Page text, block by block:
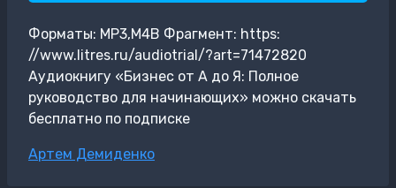
Форматы: MP3,M4B Фрагмент: https:
//www.litres.ru/audiotrial/?art=71472820
Аудиокнигу «Бизнес от А до Я: Полное
руководство для начинающих» можно скачать
бесплатно по подписке
Метки
Артем Демиденко